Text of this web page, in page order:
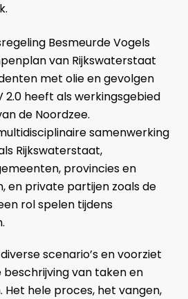
Besmeurde Vogels
van Rijkswaterstaat
met olie en gevolgen
2.0 heeft als werkingsgebied
de Noordzee.
samenwerking
Rijkswaterstaat,
provincies en
en private partijen zoals de
rol spelen tijdens
scenario’s en voorziet
beschrijving van taken en
Het hele proces, het vangen,